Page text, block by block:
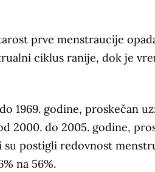
prve menstraucije
ciklus ranije, dok je
1969. godine, proskečan
2000. do 2005. godine,
postigli redovnost
na 56%.